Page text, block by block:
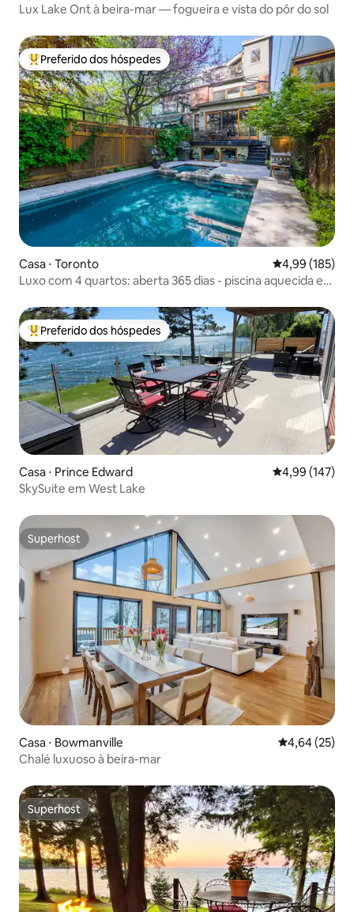
Lux Lake Ont à beira-mar — fogueira e vista do pôr do sol
Entre os melhores preferidos dos hóspedes
Preferido dos hóspedes
Casa ⋅ Toronto 4,99 de uma
4,99 (185)
Luxo com 4 quartos: aberta 365 dias - piscina aquecida e
Entre os melhores preferidos dos hóspedes
Preferido dos hóspedes
Casa ⋅ Prince Edward 4,99 de uma
4,99 (147)
SkySuite em West Lake
Superhost
Superhost
Casa ⋅ Bowmanville 4,64 de uma
4,64 (25)
Chalé luxuoso à beira-mar
Superhost
Superhost